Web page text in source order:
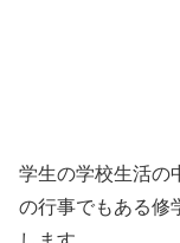
学生の学校生活の
の行事でもある修